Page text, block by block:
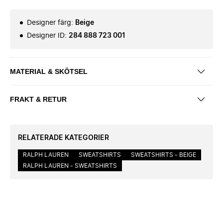
Designer färg: Beige
Designer ID: 284 888 723 001
MATERIAL & SKÖTSEL
FRAKT & RETUR
RELATERADE KATEGORIER
RALPH LAUREN SWEATSHIRTS
SWEATSHIRTS - BEIGE
RALPH LAUREN - SWEATSHIRTS